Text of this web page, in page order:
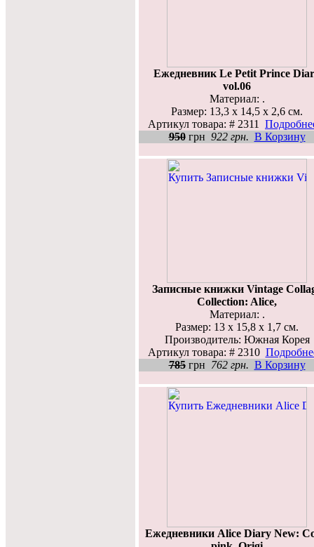
Ежедневник Le Petit Prince
vol.06
Материал: .
Размер: 13,3 х 14,5 х 2,6 см.
Артикул товара: # 2311
950грн 922 грн. В Корзину
Записные книжки Vintage
Collection: Alice,
Материал: .
Размер: 13 х 15,8 х 1,7 см.
Производитель: Южная Корея
Артикул товара: # 2310
785грн 762 грн. В Корзину
Ежедневники Alice Diary New: